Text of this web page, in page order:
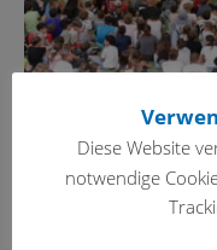
Schulversammlung
Diese Website
notwendige